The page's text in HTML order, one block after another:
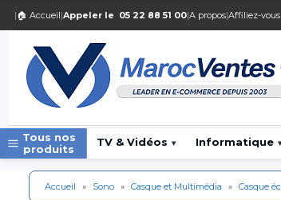
| 🏠 Accueil|Appeler le 05 22 88 51 00|A propos|Affiliez-vous
Tous nos
produits
TV & Vidéos ▾ Informatique ▾
Accueil » Sono » Casque et Multimédia » Casque